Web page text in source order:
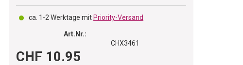
ca. 1-2 Werktage mit Priority-Versand
Art.Nr.:
CHX3461
CHF 10.95